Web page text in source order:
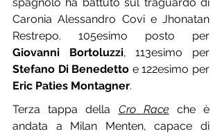
spagnolo ha battuto sul traguardo di
Caronia Alessandro Covi e Jhonatan
Giovanni Bortoluzzi
Stefano Di Benedetto
Eric Paties Montagner.
Terza tappa della Cro Race che è
andata a Milan Menten, capace di